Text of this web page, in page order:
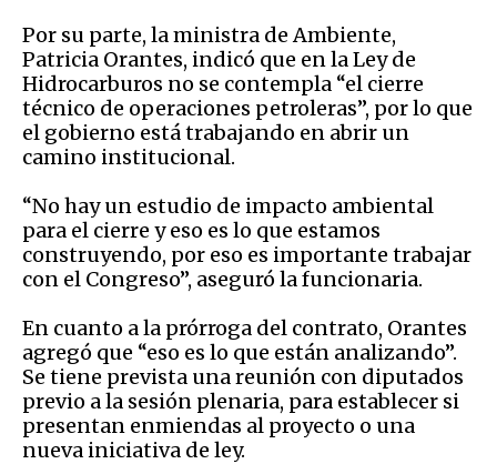
Por su parte, la ministra de Ambiente,
Patricia Orantes, indicó que en la Ley de
Hidrocarburos no se contempla “el cierre
técnico de operaciones petroleras”, por lo que
el gobierno está trabajando en abrir un
camino institucional.
“No hay un estudio de impacto ambiental
para el cierre y eso es lo que estamos
construyendo, por eso es importante trabajar
con el Congreso”, aseguró la funcionaria.
En cuanto a la prórroga del contrato, Orantes
agregó que “eso es lo que están analizando”.
Se tiene prevista una reunión con diputados
previo a la sesión plenaria, para establecer si
presentan enmiendas al proyecto o una
nueva iniciativa de ley.